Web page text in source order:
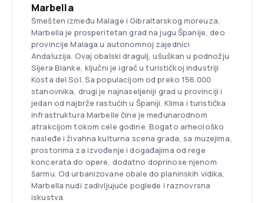
Marbella
Smešten između Malage i Gibraltarskog moreuza,
Marbella je prosperitetan grad na jugu Španije, deo
provincije Malaga u autonomnoj zajednici
Andaluzija. Ovaj obalski dragulj, ušuškan u podnožju
Sijera Blanke, ključni je igrač u turističkoj industriji
Kosta del Sol. Sa populacijom od preko 156.000
stanovnika, drugi je najnaseljeniji grad u provinciji i
jedan od najbrže rastućih u Španiji. Klima i turistička
infrastruktura Marbelle čine je međunarodnom
atrakcijom tokom cele godine. Bogato arheološko
nasleđe i živahna kulturna scena grada, sa muzejima,
prostorima za izvođenje i događajima od rege
koncerata do opere, dodatno doprinose njenom
šarmu. Od urbanizovane obale do planinskih vidika,
Marbella nudi zadivljujuće poglede i raznovrsna
iskustva.